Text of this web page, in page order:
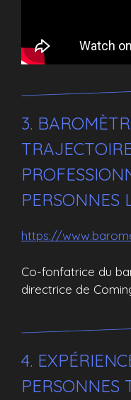
3.
PERSONNES
https://
Co-fonfatrice du
directrice de
4.
PERSONNES